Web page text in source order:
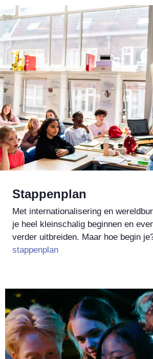
Stappenplan
Met internationalisering en
je heel kleinschalig beginnen en
verder uitbreiden. Maar hoe begin
stappenplan